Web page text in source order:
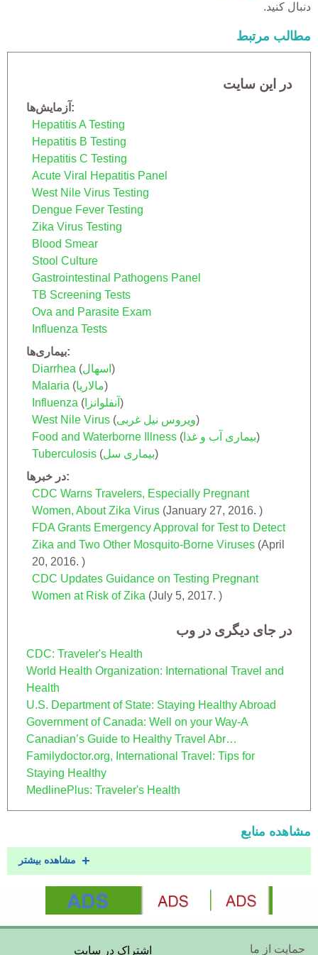
دنبال کنید.
مطالب مرتبط
در این سایت
آزمایش‌ها
Hepatitis A Testing
Hepatitis B Testing
Hepatitis C Testing
Acute Viral Hepatitis Panel
West Nile Virus Testing
Dengue Fever Testing
Zika Virus Testing
Blood Smear
Stool Culture
Gastrointestinal Pathogens Panel
TB Screening Tests
Ova and Parasite Exam
Influenza Tests
بیماری‌ها
Diarrhea (اسهال )
Malaria (مالاریا)
Influenza ( آنفلوانزا )
West Nile Virus (ویروس نیل غربی)
Food and Waterborne Illness ( بیماری آب و غذا)
Tuberculosis (بیماری سل)
در خبرها
CDC Warns Travelers, Especially Pregnant
Women, About Zika Virus (January 27, 2016. )
FDA Grants Emergency Approval for Test to Detect
Zika and Two Other Mosquito-Borne Viruses (April
20, 2016. )
CDC Updates Guidance on Testing Pregnant
Women at Risk of Zika (July 5, 2017. )
در جای دیگری در وب
CDC: Traveler's Health
World Health Organization: International Travel and
Health
U.S. Department of State: Staying Healthy Abroad
Government of Canada: Well on your Way-A
Canadian’s Guide to Healthy Travel Abr…
Familydoctor.org, International Travel: Tips for
Staying Healthy
MedlinePlus: Traveler's Health
مشاهده منابع
مشاهده بیشتر
Footer اشتراک در سایت حمایت از ما